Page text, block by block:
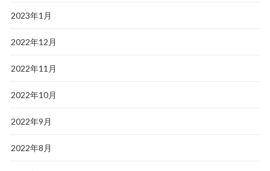
2023年1月
2022年12月
2022年11月
2022年10月
2022年9月
2022年8月